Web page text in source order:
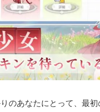
のあなたにとって、最